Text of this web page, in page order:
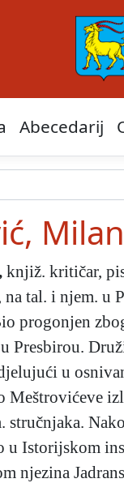
Abecedarij
Milan
knjiž. kritičar,
na tal. i njem. u
progonjen
Presbirou.
u
Meštrovićeve
u Istorijskom
njezina